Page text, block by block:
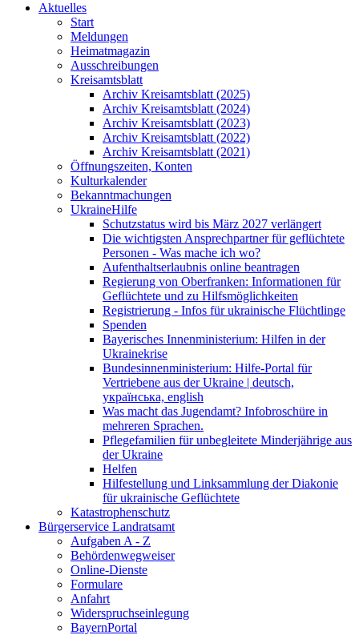
Aktuelles
Start
Meldungen
Heimatmagazin
Ausschreibungen
Kreisamtsblatt
Archiv Kreisamtsblatt (2025)
Archiv Kreisamtsblatt (2024)
Archiv Kreisamtsblatt (2023)
Archiv Kreisamtsblatt (2022)
Archiv Kreisamtsblatt (2021)
Öffnungszeiten, Konten
Kulturkalender
Bekanntmachungen
UkraineHilfe
Schutzstatus wird bis März 2027 verlängert
Die wichtigsten Ansprechpartner für geflüchtete
Personen - Was mache ich wo?
Aufenthaltserlaubnis online beantragen
Regierung von Oberfranken: Informationen für
Geflüchtete und zu Hilfsmöglichkeiten
Registrierung - Infos für ukrainische Flüchtlinge
Spenden
Bayerisches Innenministerium: Hilfen in der
Ukrainekrise
Bundesinnenministerium: Hilfe-Portal für
Vertriebene aus der Ukraine | deutsch,
українська, english
Was macht das Jugendamt? Infobroschüre in
mehreren Sprachen.
Pflegefamilien für unbegleitete Minderjährige aus
der Ukraine
Helfen
Hilfestellung und Linksammlung der Diakonie
für ukrainische Geflüchtete
Katastrophenschutz
Bürgerservice Landratsamt
Aufgaben A - Z
Behördenwegweiser
Online-Dienste
Formulare
Anfahrt
Widerspruchseinlegung
BayernPortal